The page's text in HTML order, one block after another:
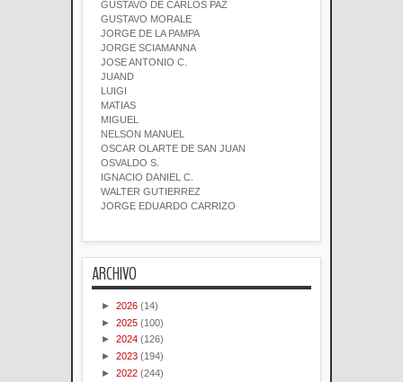
GUSTAVO DE CARLOS PAZ
GUSTAVO MORALE
JORGE DE LA PAMPA
JORGE SCIAMANNA
JOSE ANTONIO C.
JUAND
LUIGI
MATIAS
MIGUEL
NELSON MANUEL
OSCAR OLARTE DE SAN JUAN
OSVALDO S.
IGNACIO DANIEL C.
WALTER GUTIERREZ
JORGE EDUARDO CARRIZO
ARCHIVO
► 2026 (14)
► 2025 (100)
► 2024 (126)
► 2023 (194)
► 2022 (244)